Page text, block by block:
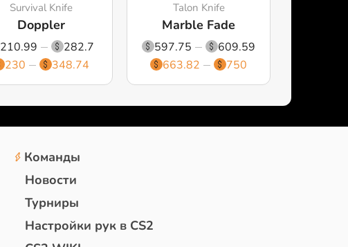
Survival Knife
Doppler
210.99
282.7
230
348.74
Talon Knife
Marble Fade
597.75
609.59
663.82
750
Команды
Новости
Турниры
Настройки рук в CS2